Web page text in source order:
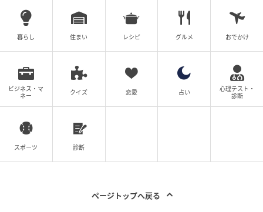
エキサイトニュース
暮らし 住まい レシピ グルメ おでかけ
ビジネス・マ
ネー
クイズ 恋愛 占い
心理テスト・
診断
スポーツ 診断
ページトップへ戻る